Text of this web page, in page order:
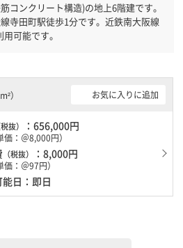
コンクリート構造)の地上6階建です。
寺田町駅徒歩1分です。近鉄南大阪線
可能です。
） お気に入りに追加
税抜） ：656,000円
価：＠8,000円）
（税抜） ：8,000円
価：＠97円）
能日：即日